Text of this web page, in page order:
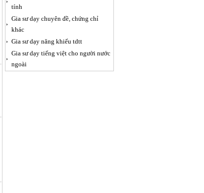
tính
Gia sư dạy chuyên đề, chứng chỉ
khác
Gia sư dạy năng khiếu tdtt
Gia sư dạy tiếng việt cho người nước
ngoài